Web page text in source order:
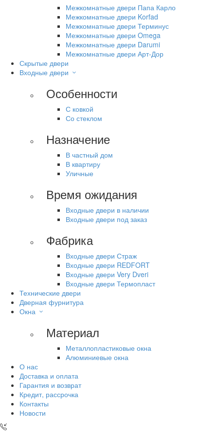
Межкомнатные двери Папа Карло
Межкомнатные двери Korfad
Межкомнатные двери Терминус
Межкомнатные двери Omega
Межкомнатные двери Darumi
Межкомнатные двери Арт-Дор
Скрытые двери
Входные двери
Особенности
С ковкой
Со стеклом
Назначение
В частный дом
В квартиру
Уличные
Время ожидания
Входные двери в наличии
Входные двери под заказ
Фабрика
Входные двери Страж
Входные двери REDFORT
Входные двери Very Dveri
Входные двери Термопласт
Технические двери
Дверная фурнитура
Окна
Материал
Металлопластиковые окна
Алюминиевые окна
О нас
Доставка и оплата
Гарантия и возврат
Кредит, рассрочка
Контакты
Новости